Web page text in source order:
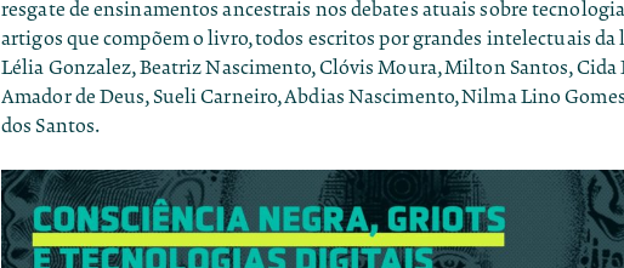
resgate de ensinamentos ancestrais nos debates atuais sobre
artigos que compõem o livro, todos escritos por grandes intelectuais
Lélia Gonzalez, Beatriz Nascimento, Clóvis Moura, Milton Santos, Cida
Amador de Deus, Sueli Carneiro, Abdias Nascimento, Nilma Lino
dos Santos.